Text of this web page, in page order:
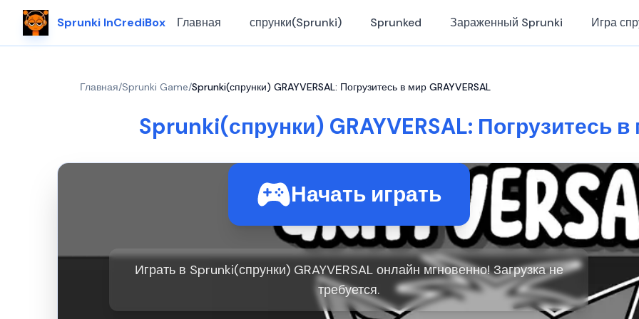
Sprunki InCrediBox Главная спрунки(Sprunki) Sprunked Зараженный Sprunki Игра
Главная/Sprunki Game/Sprunki(спрунки) GRAYVERSAL: Погрузитесь в мир GRAYVERSAL
Sprunki(спрунки) GRAYVERSAL: Погрузитесь в
Начать играть
Играть в Sprunki(спрунки) GRAYVERSAL онлайн мгновенно! Загрузка не
требуется.